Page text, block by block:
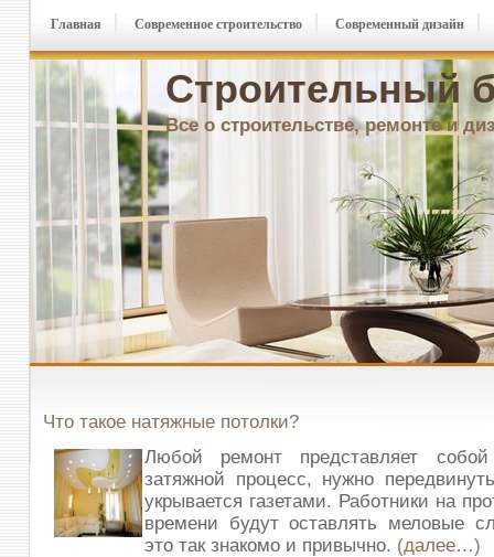
Строительный
Все о строительстве, ремонте и
Главная Современное строительство Современный дизайн
Что такое натяжные потолки?
Любой ремонт представляет
затяжной процесс, нужно
укрывается газетами. Работники на
времени будут оставлять меловые
это так знакомо и привычно. (далее…)